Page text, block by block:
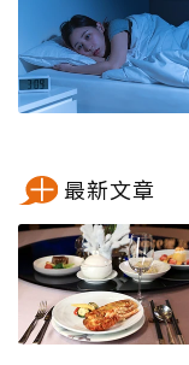
最新文章